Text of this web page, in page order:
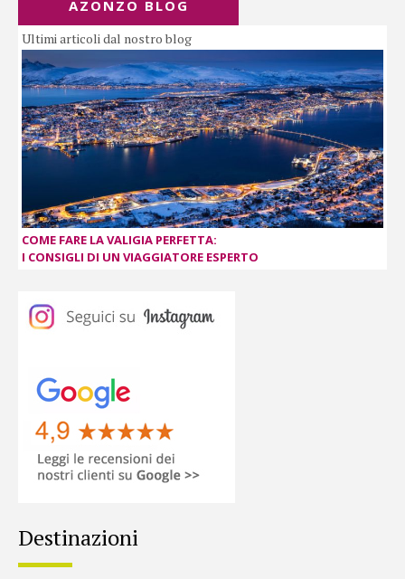
AZONZO BLOG
Ultimi articoli dal nostro blog
COME FARE LA VALIGIA PERFETTA:
I CONSIGLI DI UN VIAGGIATORE ESPERTO
Destinazioni